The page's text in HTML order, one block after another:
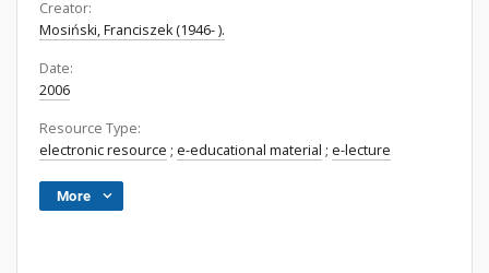
Creator:
Mosiński, Franciszek (1946- ).
Date:
2006
Resource Type:
electronic resource ; e-educational material ; e-lecture
More